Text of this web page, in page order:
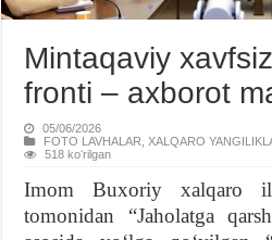
Mintaqaviy
fronti – axborot
05/06/2026
FOTO LAVHALAR ,XALQARO
518 koʻrilgan
Imom Buxoriy xalqaro
tomonidan “Jaholatga